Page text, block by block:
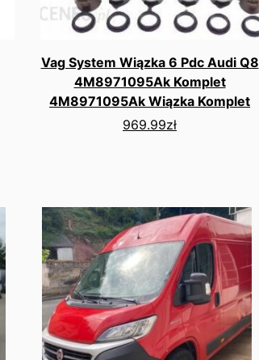
Vag System Wiązka 6 Pdc Audi Q8
4M8971095Ak Komplet
4M8971095Ak Wiązka Komplet
969.99zł